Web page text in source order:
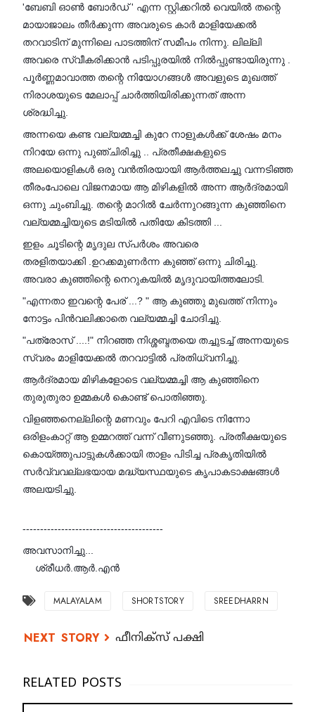
'ബേബി ഓൺ ബോർഡ് ' എന്ന സ്റ്റിക്കറിൽ വെയിൽ തന്റെ
മായാജാലം തീർക്കുന്ന അവരുടെ കാർ മാളിയേക്കൽ
തറവാടിന് മുന്നിലെ പാടത്തിന് സമീപം നിന്നു. ലില്ലി
അവരെ സ്വീകരിക്കാൻ പടിപ്പുരയിൽ നിൽപ്പുണ്ടായിരുന്നു .
പൂർണ്ണമാവാത്ത തന്റെ നിയോഗങ്ങൾ അവളുടെ മുഖത്ത്
നിരാശയുടെ മേലാപ്പ് ചാർത്തിയിരിക്കുന്നത് അന്ന
ശ്രദ്ധിച്ചു.
അന്നയെ കണ്ട വല്യമ്മച്ചി കുറേ നാളുകൾക്ക് ശേഷം മനം
നിറയേ ഒന്നു പുഞ്ചിരിച്ചു .. പ്രതീക്ഷകളുടെ
അലയൊളികൾ ഒരു വൻതിരയായി ആർത്തലച്ചു വന്നടിഞ്ഞ
തീരംപോലെ വിജനമായ ആ മിഴികളിൽ അന്ന ആർദ്രമായി
ഒന്നു ചുംബിച്ചു. തന്റെ മാറിൽ ചേർന്നുറങ്ങുന്ന കുഞ്ഞിനെ
വല്യമ്മച്ചിയുടെ മടിയിൽ പതിയേ കിടത്തി ...
ഇളം ചൂടിന്റെ മൃദുല സ്പർശം അവരെ
തരളിതയാക്കി .ഉറക്കമുണർന്ന കുഞ്ഞ് ഒന്നു ചിരിച്ചു.
അവരാ കുഞ്ഞിന്റെ നെറുകയിൽ മൃദുവായിത്തലോടി.
"എന്നതാ ഇവന്റെ പേര് ...? " ആ കുഞ്ഞു മുഖത്ത് നിന്നും
നോട്ടം പിൻവലിക്കാതെ വല്യമ്മച്ചി ചോദിച്ചു.
"പത്രോസ് ....!" നിറഞ്ഞ നിശ്ശബ്ദതയെ തച്ചുടച്ച് അന്നയുടെ
സ്വരം മാളിയേക്കൽ തറവാട്ടിൽ പ്രതിധ്വനിച്ചു.
ആർദ്രമായ മിഴികളോടെ വല്യമ്മച്ചി ആ കുഞ്ഞിനെ
തുരുതുരാ ഉമ്മകൾ കൊണ്ട് പൊതിഞ്ഞു.
വിളഞ്ഞനെല്ലിന്റെ മണവും പേറി എവിടെ നിന്നോ
ഒരിളംകാറ്റ് ആ ഉമ്മറത്ത് വന്ന് വീണുടഞ്ഞു. പ്രതീക്ഷയുടെ
കൊയ്ത്തുപാട്ടുകൾക്കായി താളം പിടിച്ച പ്രകൃതിയിൽ
സർവ്വവല്ലഭയായ മദ്ധ്യസ്ഥയുടെ കൃപാകടാക്ഷങ്ങൾ
അലയടിച്ചു.
----------------------------------------
അവസാനിച്ചു...
✍️ശ്രീധർ.ആർ.എൻ
MALAYALAM SHORTSTORY SREEDHARRN
ഫീനിക്സ് പക്ഷി